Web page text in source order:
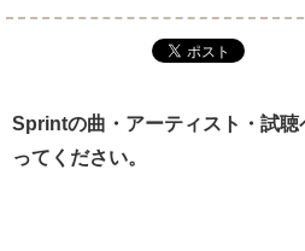
Sprintの曲・アーティスト・試聴
ってください。